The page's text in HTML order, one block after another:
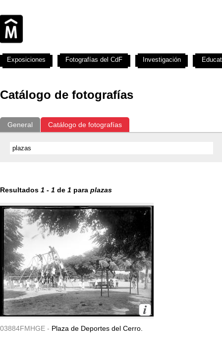
Catálogo de fotografías
General Catálogo de fotografías
Resultados 1 - 1 de 1 para plazas
03884FMHGE - Plaza de Deportes del Cerro.
Exposiciones Fotografías del CdF Investigación